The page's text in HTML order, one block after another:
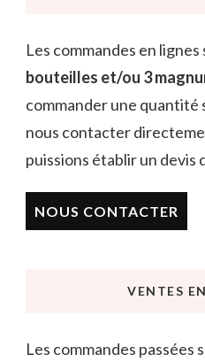
Les commandes en lignes
bouteilles et/ou 3
commander une quantité
nous contacter
puissions établir un devis
NOUS CONTACTER
VENTES
Les commandes passées